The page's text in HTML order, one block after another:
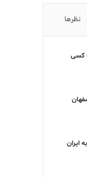
نظرها
کسی
ایران